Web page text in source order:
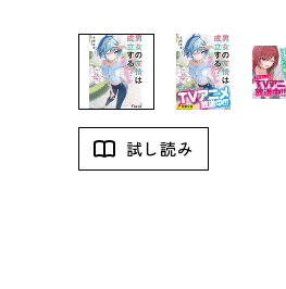
試し読み